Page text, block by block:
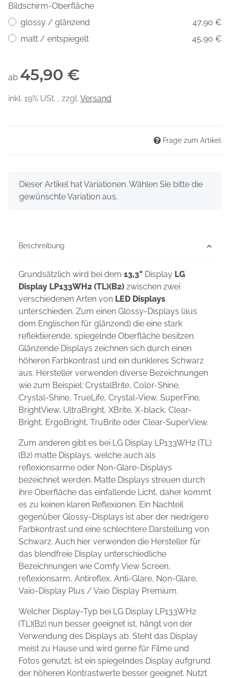
Bildschirm-Oberfläche
glossy / glänzend
47,90 €
matt / entspiegelt
45,90 €
ab 45,90 €
inkl. 19% USt. , zzgl. Versand
Frage zum Artikel
x
Dieser Artikel hat Variationen. Wählen Sie bitte die
gewünschte Variation aus.
Beschreibung
Grundsätzlich wird bei dem 13,3" Display LG
Display LP133WH2 (TL)(B2) zwischen zwei
verschiedenen Arten von LED Displays
unterschieden. Zum einen Glossy-Displays (aus
dem Englischen für glänzend) die eine stark
reflektierende, spiegelnde Oberfläche besitzen.
Glänzende Displays zeichnen sich durch einen
höheren Farbkontrast und ein dunkleres Schwarz
aus. Hersteller verwenden diverse Bezeichnungen
wie zum Beispiel: CrystalBrite, Color-Shine,
Crystal-Shine, TrueLife, Crystal-View, SuperFine,
BrightView, UltraBright, XBrite, X-black, Clear-
Bright, ErgoBright, TruBrite oder Clear-SuperView.
Zum anderen gibt es bei LG Display LP133WH2 (TL)
(B2) matte Displays, welche auch als
reflexionsarme oder Non-Glare-Displays
bezeichnet werden. Matte Displays streuen durch
ihre Oberfläche das einfallende Licht, daher kommt
es zu keinen klaren Reflexionen. Ein Nachteil
gegenüber Glossy-Displays ist aber der niedrigere
Farbkontrast und eine schlechtere Darstellung von
Schwarz. Auch hier verwenden die Hersteller für
das blendfreie Display unterschiedliche
Bezeichnungen wie Comfy View Screen,
reflexionsarm, Antireflex, Anti-Glare, Non-Glare,
Vaio-Display Plus / Vaio Display Premium.
Welcher Display-Typ bei LG Display LP133WH2
(TL)(B2) nun besser geeignet ist, hängt von der
Verwendung des Displays ab. Steht das Display
meist zu Hause und wird gerne für Filme und
Fotos genutzt, ist ein spiegelndes Display aufgrund
der höheren Kontrastwerte besser geeignet. Nutzt